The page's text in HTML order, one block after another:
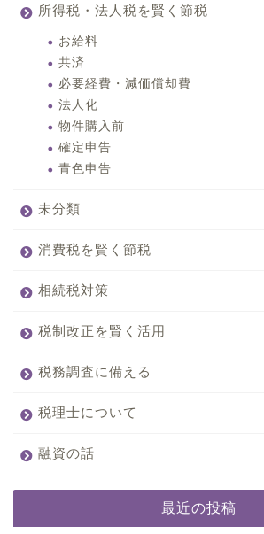
所得税・法人税を賢く節税
お給料
共済
必要経費・減価償却費
法人化
物件購入前
確定申告
青色申告
未分類
消費税を賢く節税
相続税対策
税制改正を賢く活用
税務調査に備える
税理士について
融資の話
最近の投稿